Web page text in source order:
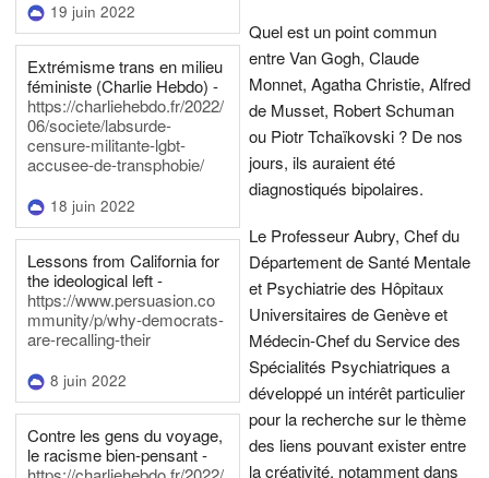
19 juin 2022
Extrémisme trans en milieu
féministe (Charlie Hebdo) -
https://charliehebdo.fr/2022/
06/societe/labsurde-
censure-militante-lgbt-
accusee-de-transphobie/
18 juin 2022
Lessons from California for
the ideological left -
https://www.persuasion.co
mmunity/p/why-democrats-
are-recalling-their
8 juin 2022
Contre les gens du voyage,
le racisme bien-pensant -
Quel est un point commun
entre Van Gogh, Claude
Monnet, Agatha Christie, Alfred
de Musset, Robert Schuman
ou Piotr Tchaïkovski ? De nos
jours, ils auraient été
diagnostiqués bipolaires.
Le Professeur Aubry, Chef du
Département de Santé Mentale
et Psychiatrie des Hôpitaux
Universitaires de Genève et
Médecin-Chef du Service des
Spécialités Psychiatriques a
développé un intérêt particulier
pour la recherche sur le thème
des liens pouvant exister entre
la créativité, notamment dans